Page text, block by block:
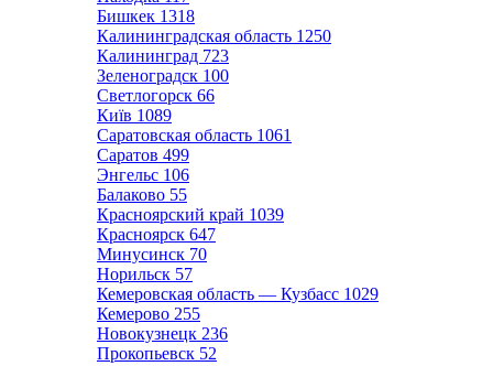
Бишкек 1318
Калининградская область 1250
Калининград 723
Зеленоградск 100
Светлогорск 66
Київ 1089
Саратовская область 1061
Саратов 499
Энгельс 106
Балаково 55
Красноярский край 1039
Красноярск 647
Минусинск 70
Норильск 57
Кемеровская область — Кузбасс 1029
Кемерово 255
Новокузнецк 236
Прокопьевск 52